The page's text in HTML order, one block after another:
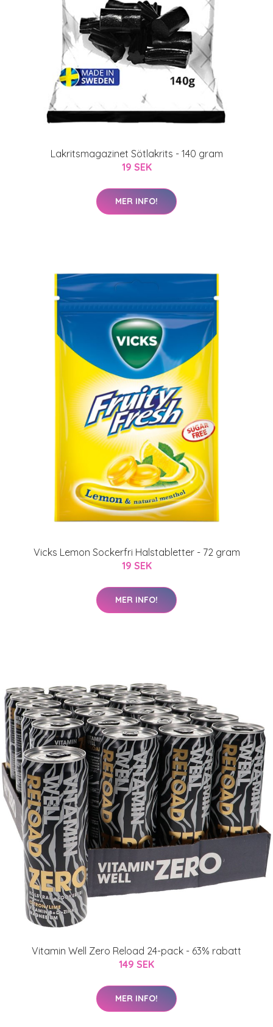
Lakritsmagazinet Sötlakrits - 140 gram
19 SEK
MER INFO!
Vicks Lemon Sockerfri Halstabletter - 72 gram
19 SEK
MER INFO!
Vitamin Well Zero Reload 24-pack - 63% rabatt
149 SEK
MER INFO!